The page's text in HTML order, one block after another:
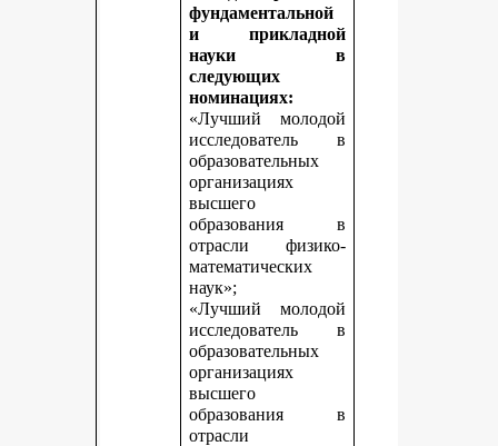
фундаментальной
и прикладной
науки в
следующих
номинациях:
«Лучший молодой
исследователь в
образовательных
организациях
высшего
образования в
отрасли физико-
математических
наук»;
«Лучший молодой
исследователь в
образовательных
организациях
высшего
образования в
отрасли